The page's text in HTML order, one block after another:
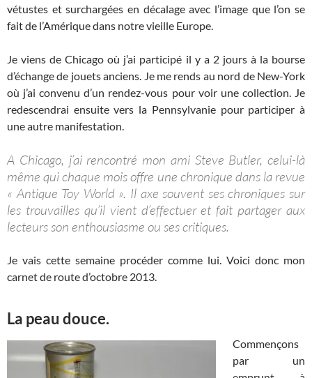
vétustes et surchargées en décalage avec l’image que l’on se
fait de l’Amérique dans notre vieille Europe.
Je viens de Chicago où j’ai participé il y a 2 jours à la bourse
d’échange de jouets anciens. Je me rends au nord de New-York
où j’ai convenu d’un rendez-vous pour voir une collection. Je
redescendrai ensuite vers la Pennsylvanie pour participer à
une autre manifestation.
A Chicago, j’ai rencontré mon ami Steve Butler, celui-là
même qui chaque mois offre une chronique dans la revue
« Antique Toy World ». Il axe souvent ses chroniques sur
les trouvailles qu’il vient d’effectuer et fait partager aux
lecteurs son enthousiasme ou ses critiques.
Je vais cette semaine procéder comme lui. Voici donc mon
carnet de route d’octobre 2013.
La peau douce.
Commençons
par un